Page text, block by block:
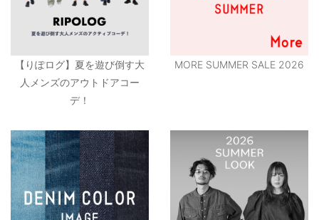
【りぽログ】夏を遊び倒す大
人メンズのアウトドアコー
デ！
MORE SUMMER SALE 2026